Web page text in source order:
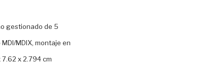
gestionado de 5
MDIX, montaje en
7.62 x 2.794 cm